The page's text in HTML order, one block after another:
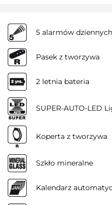
5 alarmów dziennych
Pasek z tworzywa
2 letnia bateria
SUPER-AUTO-LED
Koperta z tworzywa
Szkło mineralne
Kalendarz